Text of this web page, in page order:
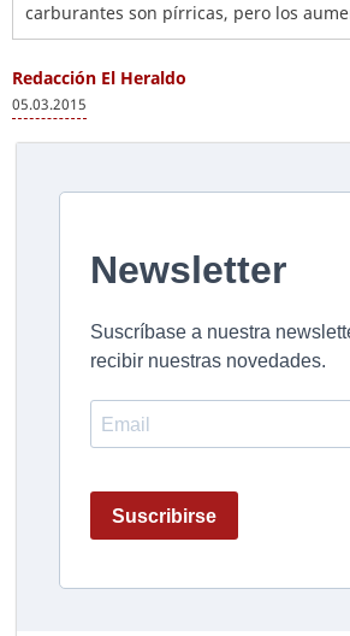
carburantes son pírricas, pero los
Redacción El Heraldo
05.03.2015